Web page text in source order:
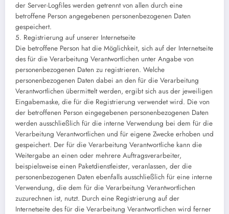
der Server-Logfiles werden getrennt von allen durch eine
betroffene Person angegebenen personenbezogenen Daten
gespeichert.
5. Registrierung auf unserer Internetseite
Die betroffene Person hat die Möglichkeit, sich auf der Internetseite
des für die Verarbeitung Verantwortlichen unter Angabe von
personenbezogenen Daten zu registrieren. Welche
personenbezogenen Daten dabei an den für die Verarbeitung
Verantwortlichen übermittelt werden, ergibt sich aus der jeweiligen
Eingabemaske, die für die Registrierung verwendet wird. Die von
der betroffenen Person eingegebenen personenbezogenen Daten
werden ausschließlich für die interne Verwendung bei dem für die
Verarbeitung Verantwortlichen und für eigene Zwecke erhoben und
gespeichert. Der für die Verarbeitung Verantwortliche kann die
Weitergabe an einen oder mehrere Auftragsverarbeiter,
beispielsweise einen Paketdienstleister, veranlassen, der die
personenbezogenen Daten ebenfalls ausschließlich für eine interne
Verwendung, die dem für die Verarbeitung Verantwortlichen
zuzurechnen ist, nutzt. Durch eine Registrierung auf der
Internetseite des für die Verarbeitung Verantwortlichen wird ferner